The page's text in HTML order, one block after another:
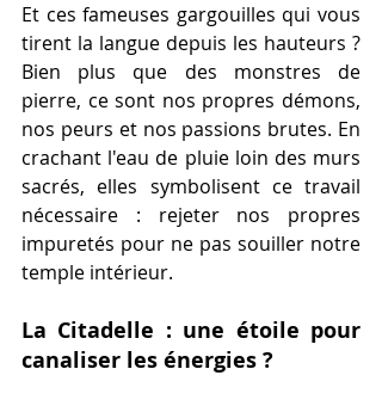
Et ces fameuses gargouilles qui vous
tirent la langue depuis les hauteurs ?
Bien plus que des monstres de
pierre, ce sont nos propres démons,
nos peurs et nos passions brutes. En
crachant l'eau de pluie loin des murs
sacrés, elles symbolisent ce travail
nécessaire : rejeter nos propres
impuretés pour ne pas souiller notre
temple intérieur.
La Citadelle : une étoile pour
canaliser les énergies ?